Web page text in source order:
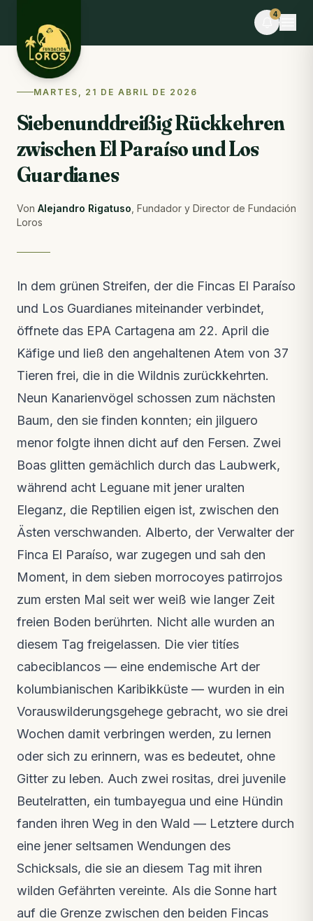
4
VERANSTALTUNG
Noch 6 Tage · Begrenzte Plätze
FELDNOTIZEN
Was diese Woche im Reservat passiert ist
Feldnotizen · vor 2 Stunden
BLOG
VIDEO
Die Ara-Freilassung im Video
MARTES, 21 DE ABRIL DE 2026
Siebenunddreißig Rückkehren
zwischen El Paraíso und Los
Guardianes
Von Alejandro Rigatuso Fundador y Director de Fundación
Loros
In dem grünen Streifen, der die Fincas El Paraíso
und Los Guardianes miteinander verbindet,
öffnete das EPA Cartagena am 22. April die
Käfige und ließ den angehaltenen Atem von 37
Tieren frei, die in die Wildnis zurückkehrten.
Neun Kanarienvögel schossen zum nächsten
Baum, den sie finden konnten; ein jilguero
menor folgte ihnen dicht auf den Fersen. Zwei
Boas glitten gemächlich durch das Laubwerk,
während acht Leguane mit jener uralten
Eleganz, die Reptilien eigen ist, zwischen den
Ästen verschwanden. Alberto, der Verwalter der
Finca El Paraíso, war zugegen und sah den
Moment, in dem sieben morrocoyes patirrojos
zum ersten Mal seit wer weiß wie langer Zeit
freien Boden berührten. Nicht alle wurden an
diesem Tag freigelassen. Die vier titíes
cabeciblancos — eine endemische Art der
kolumbianischen Karibikküste — wurden in ein
Vorauswilderungsgehege gebracht, wo sie drei
Wochen damit verbringen werden, zu lernen
oder sich zu erinnern, was es bedeutet, ohne
Gitter zu leben. Auch zwei rositas, drei juvenile
Beutelratten, ein tumbayegua und eine Hündin
fanden ihren Weg in den Wald — Letztere durch
eine jener seltsamen Wendungen des
Schicksals, die sie an diesem Tag mit ihren
wilden Gefährten vereinte. Als die Sonne hart
auf die Grenze zwischen den beiden Fincas